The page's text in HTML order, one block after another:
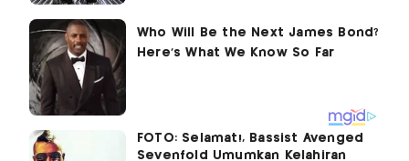
FOTO: Selamat!, Bassist Avenged
Sevenfold Umumkan Kelahiran